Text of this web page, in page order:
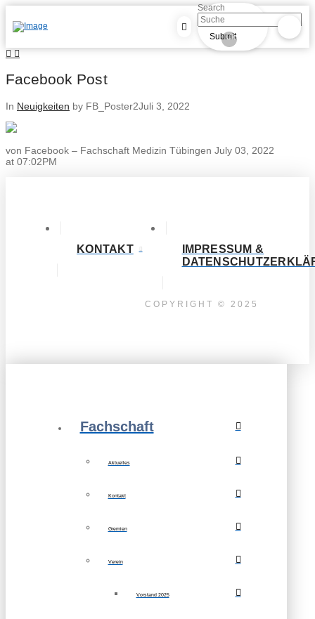
Search
Submit
Clear
Facebook Post
In Neuigkeiten by FB_Poster2Juli 3, 2022
von Facebook – Fachschaft Medizin Tübingen July 03, 2022
at 07:02PM
KONTAKT
IMPRESSUM &
COPYRIGHT © 2025
Fachschaft
Aktuelles
Kontakt
Gremien
Verein
Vorstand 2025